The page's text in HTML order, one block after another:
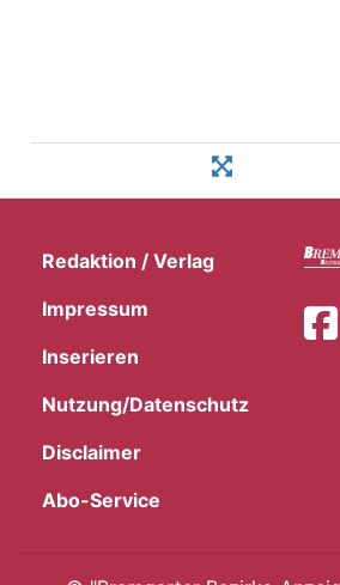
Redaktion / Verlag
Impressum
Inserieren
Nutzung/Datenschutz
Disclaimer
Abo-Service